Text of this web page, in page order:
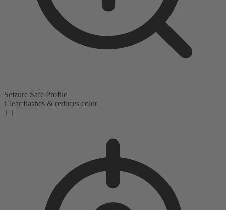
Seizure Safe Profile
Clear flashes & reduces color